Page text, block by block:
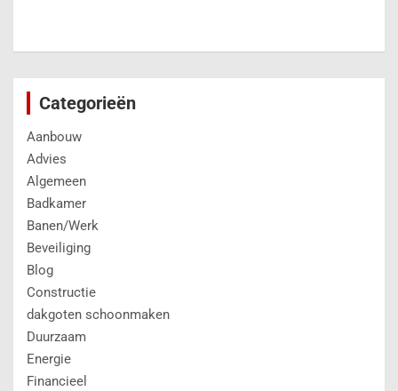
Categorieën
Aanbouw
Advies
Algemeen
Badkamer
Banen/Werk
Beveiliging
Blog
Constructie
dakgoten schoonmaken
Duurzaam
Energie
Financieel